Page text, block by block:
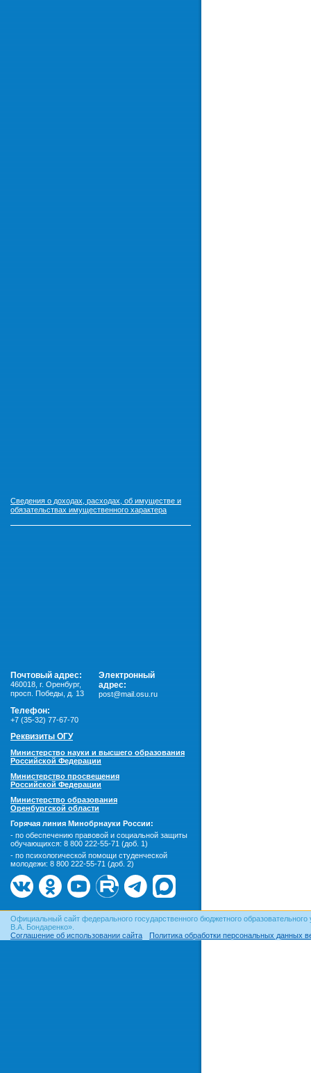
Сведения о доходах, расходах, об имуществе и
обязательствах имущественного характера
Почтовый адрес:
460018 г. Оренбург,
просп. Победы, д. 13
Электронный
адрес:
post@mail.osu.ru
Телефон:
+7 (35-32) 77-67-70
Реквизиты ОГУ
Министерство науки и высшего образования
Российской Федерации
Министерство просвещения
Российской Федерации
Министерство образования
Оренбургской области
Горячая линия Минобрнауки России:
- по обеспечению правовой и социальной защиты
обучающихся: 8 800 222-55-71 (доб. 1)
- по психологической помощи студенческой
молодежи: 8 800 222-55-71 (доб. 2)
Официальный сайт федерального государственного бюджетного
В.А. Бондаренко».
Соглашение об использовании сайта
Политика обработки персональных данных